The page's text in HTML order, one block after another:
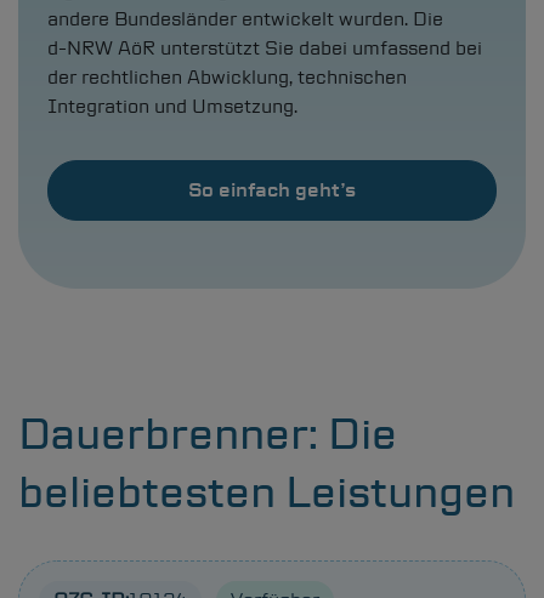
andere Bundesländer entwickelt wurden. Die
d-NRWAöR unterstützt Sie dabei umfassend bei
der rechtlichen Abwicklung, technischen
Integration und Umsetzung.
So einfach geht’s
Dauerbrenner: Die
beliebtesten Leistungen